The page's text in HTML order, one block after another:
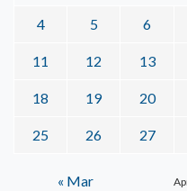
4 5 6
11 12 13
18 19 20
25 26 27
« Mar